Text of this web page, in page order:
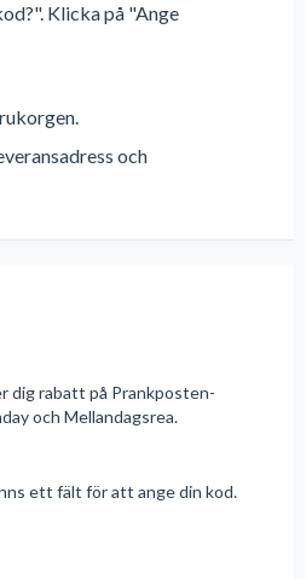
Klicka på "Ange
och
dig rabatt på Prankposten-
och Mellandagsrea.
ett fält för att ange din kod.